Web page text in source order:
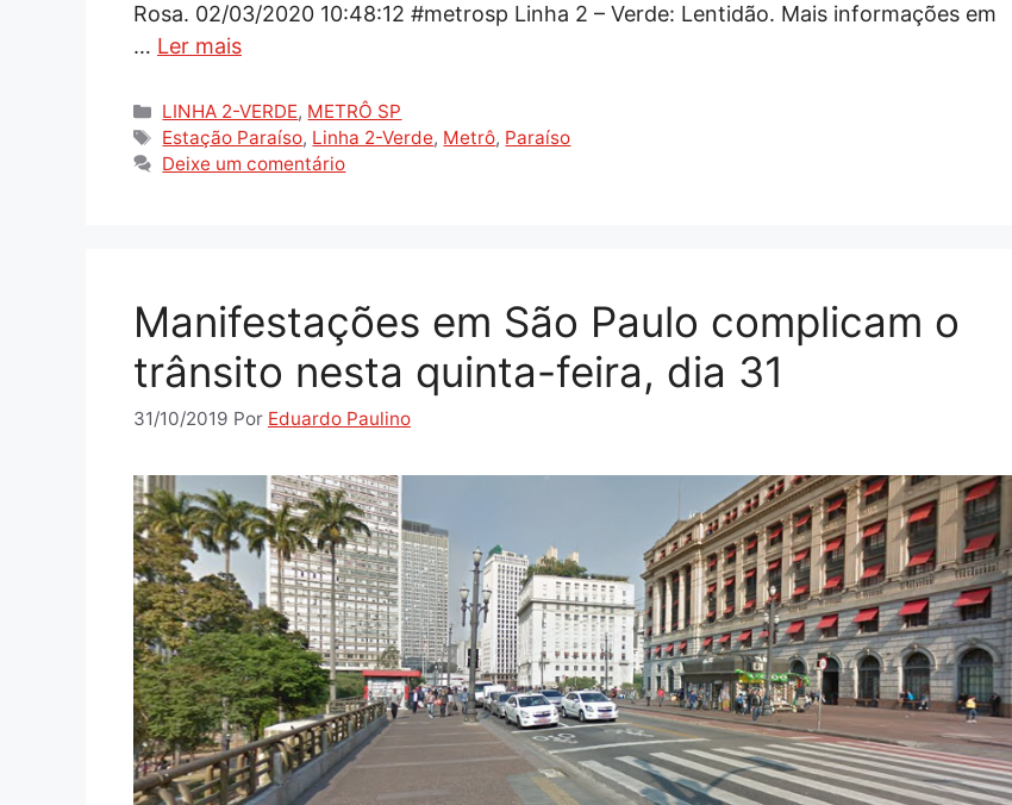
Rosa. 02/03/2020 10:48:12 #metrosp Linha 2 – Verde: Lentidão. Mais informações em
… Ler mais
Categorias
LINHA 2-VERDE, METRÔ SP
Tags
Estação Paraíso, Linha 2-Verde, Metrô, Paraíso
Deixe um comentário
Manifestações em São Paulo complicam o
trânsito nesta quinta-feira, dia 31
31/10/2019 Por Eduardo Paulino